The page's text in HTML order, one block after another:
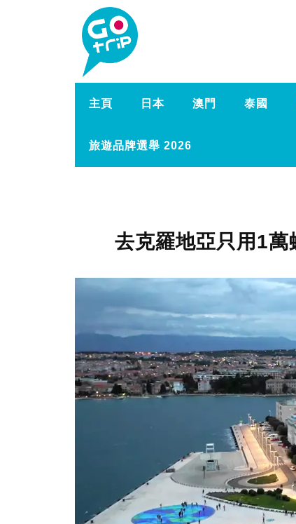
主頁 日本 澳門 泰國
旅遊品牌選舉 2026
去克羅地亞只用1